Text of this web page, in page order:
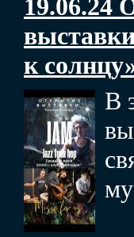
19.06.24
к
В